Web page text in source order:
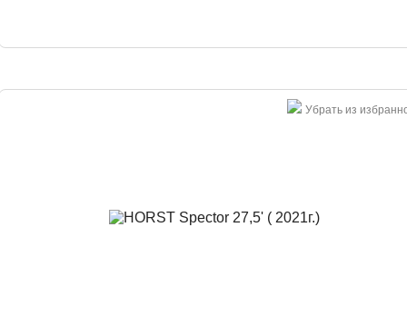
Убрать из